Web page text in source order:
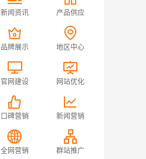
新闻资讯 产品供应
品牌展示 地区中心
官网建设 网站优化
口碑营销 新闻营销
全网营销 群站推广